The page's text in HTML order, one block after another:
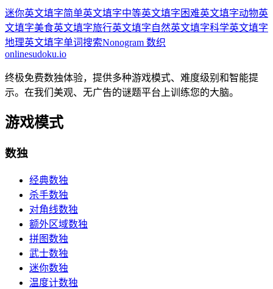
迷你英文填字简单英文填字中等英文填字 困难英文填字动物英
文填字美食英文填字旅行英文填字自然英文填字科学英文填字
地理英文填字单词搜索Nonogram 数织
onlinesudoku.io
终极免费数独体验，提供多种游戏模式、难度级别和智能提
示。在我们美观、无广告的谜题平台上训练您的大脑。
游戏模式
数独
经典数独
杀手数独
对角线数独
额外区域数独
拼图数独
武士数独
迷你数独
温度计数独